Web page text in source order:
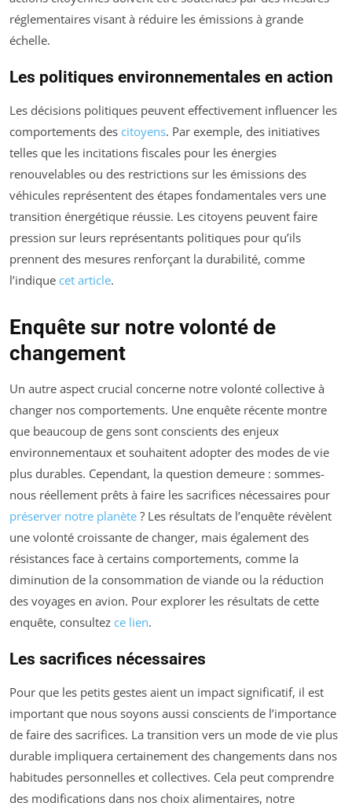
réglementaires visant à réduire les émissions à grande
échelle.
Les politiques environnementales en action
Les décisions politiques peuvent effectivement influencer les
comportements des citoyens. Par exemple, des initiatives
telles que les incitations fiscales pour les énergies
renouvelables ou des restrictions sur les émissions des
véhicules représentent des étapes fondamentales vers une
transition énergétique réussie. Les citoyens peuvent faire
pression sur leurs représentants politiques pour qu’ils
prennent des mesures renforçant la durabilité, comme
l’indique cet article.
Enquête sur notre volonté de
changement
Un autre aspect crucial concerne notre volonté collective à
changer nos comportements. Une enquête récente montre
que beaucoup de gens sont conscients des enjeux
environnementaux et souhaitent adopter des modes de vie
plus durables. Cependant, la question demeure : sommes-
nous réellement prêts à faire les sacrifices nécessaires pour
préserver notre planète ? Les résultats de l’enquête révèlent
une volonté croissante de changer, mais également des
résistances face à certains comportements, comme la
diminution de la consommation de viande ou la réduction
des voyages en avion. Pour explorer les résultats de cette
enquête, consultez ce lien.
Les sacrifices nécessaires
Pour que les petits gestes aient un impact significatif, il est
important que nous soyons aussi conscients de l’importance
de faire des sacrifices. La transition vers un mode de vie plus
durable impliquera certainement des changements dans nos
habitudes personnelles et collectives. Cela peut comprendre
des modifications dans nos choix alimentaires, notre